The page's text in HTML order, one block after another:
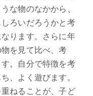
な物のなかから、
ろいだろうかと考
ります。さらに年
を見て比べ、考
。自分で特徴を考
、よく遊びます。
ねることが、子ど